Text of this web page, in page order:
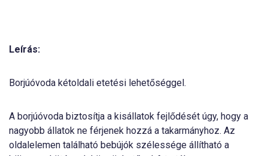
Leírás:
Borjúóvoda kétoldali etetési lehetőséggel.
A borjúóvoda biztosítja a kisállatok fejlődését úgy, hogy a
nagyobb állatok ne férjenek hozzá a takarmányhoz. Az
oldalelemen található bebújók szélessége állítható a